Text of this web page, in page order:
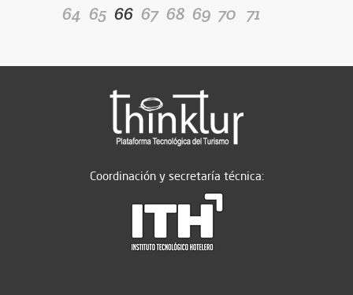
64 65 66 67 68 69 70 71
Coordinación y secretaría técnica: